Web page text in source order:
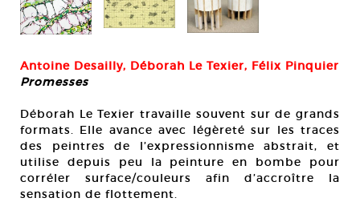
Antoine Desailly, Déborah Le Texier, Félix Pinquier
Promesses
Déborah Le Texier travaille souvent sur de grands
formats. Elle avance avec légèreté sur les traces
des peintres de l’expressionnisme abstrait, et
utilise depuis peu la peinture en bombe pour
corréler surface/couleurs afin d’accroître la
sensation de flottement.